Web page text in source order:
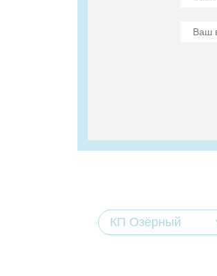
КП Озёрный